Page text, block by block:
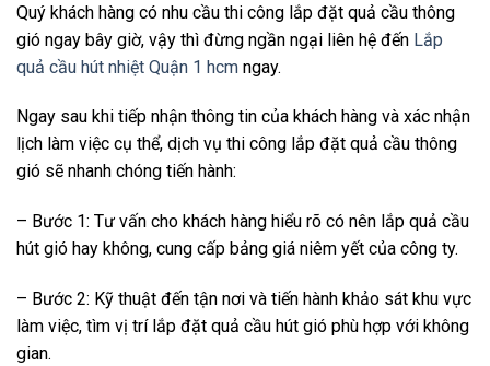
Quý khách hàng có nhu cầu thi công lắp đặt quả cầu thông
gió ngay bây giờ, vậy thì đừng ngần ngại liên hệ đến Lắp
quả cầu hút nhiệt Quận 1 hcm ngay.
Ngay sau khi tiếp nhận thông tin của khách hàng và xác nhận
lịch làm việc cụ thể, dịch vụ thi công lắp đặt quả cầu thông
gió sẽ nhanh chóng tiến hành:
– Bước 1: Tư vấn cho khách hàng hiểu rõ có nên lắp quả cầu
hút gió hay không, cung cấp bảng giá niêm yết của công ty.
– Bước 2: Kỹ thuật đến tận nơi và tiến hành khảo sát khu vực
làm việc, tìm vị trí lắp đặt quả cầu hút gió phù hợp với không
gian.